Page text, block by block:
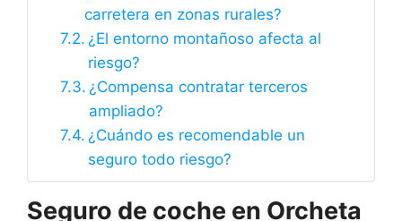
carretera en zonas rurales?
¿El entorno montañoso afecta al
riesgo?
¿Compensa contratar terceros
ampliado?
¿Cuándo es recomendable un
seguro todo riesgo?
Seguro de coche en Orcheta